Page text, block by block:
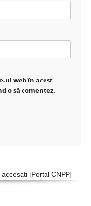
ul web în acest
o să comentez.
accesati [Portal CNPP]